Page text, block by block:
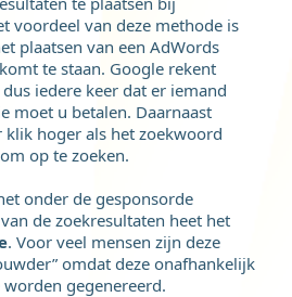
voordeel van deze methode is
plaatsen van een AdWords
te staan. Google rekent
iedere keer dat er iemand
moet u betalen. Daarnaast
hoger als het zoekwoord
op te zoeken.
onder de gesponsorde
de zoekresultaten heet het
. Voor veel mensen zijn deze
omdat deze onafhankelijk
gegenereerd.